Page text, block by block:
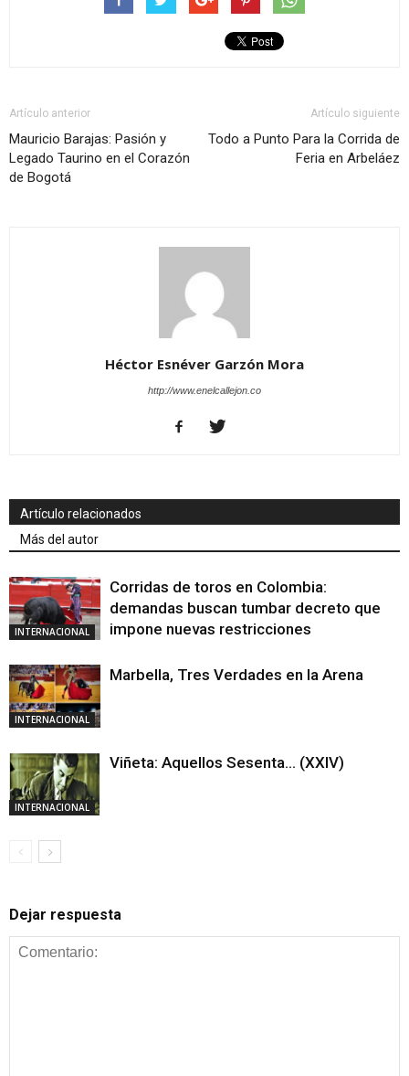
Artículo anterior
Mauricio Barajas: Pasión y
Legado Taurino en el Corazón
de Bogotá
Artículo siguiente
Todo a Punto Para la Corrida de
Feria en Arbeláez
Héctor Esnéver Garzón Mora
http://www.enelcallejon.co
Artículo relacionados
Más del autor
INTERNACIONAL
Corridas de toros en Colombia:
demandas buscan tumbar decreto que
impone nuevas restricciones
INTERNACIONAL
Marbella, Tres Verdades en la Arena
INTERNACIONAL
Viñeta: Aquellos Sesenta… (XXIV)
Dejar respuesta